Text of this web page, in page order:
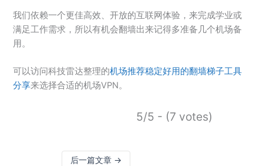
我们依赖一个更佳高效、开放的互联网体验，来完成学业或
满足工作需求，所以有机会翻墙出来记得多准备几个机场备
用。
可以访问科技雷达整理的机场推荐稳定好用的翻墙梯子工具
分享来选择合适的机场VPN。
5/5 - (7 votes)
后一篇文章 →